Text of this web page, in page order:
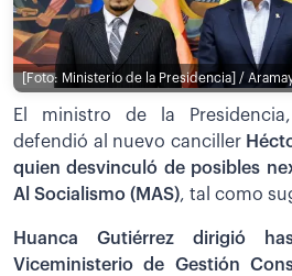
[Foto: Ministerio de la Presidencia] /
El ministro de la
defendió al nuevo canciller
quien desvinculó de posibles
Al Socialismo (MAS), tal como
Huanca Gutiérrez dirigió
Viceministerio de Gestión